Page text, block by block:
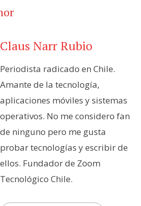
Claus Narr Rubio
Periodista radicado en Chile.
Amante de la tecnología,
aplicaciones móviles y sistemas
operativos. No me considero fan
de ninguno pero me gusta
probar tecnologías y escribir de
ellos. Fundador de Zoom
Tecnológico Chile.